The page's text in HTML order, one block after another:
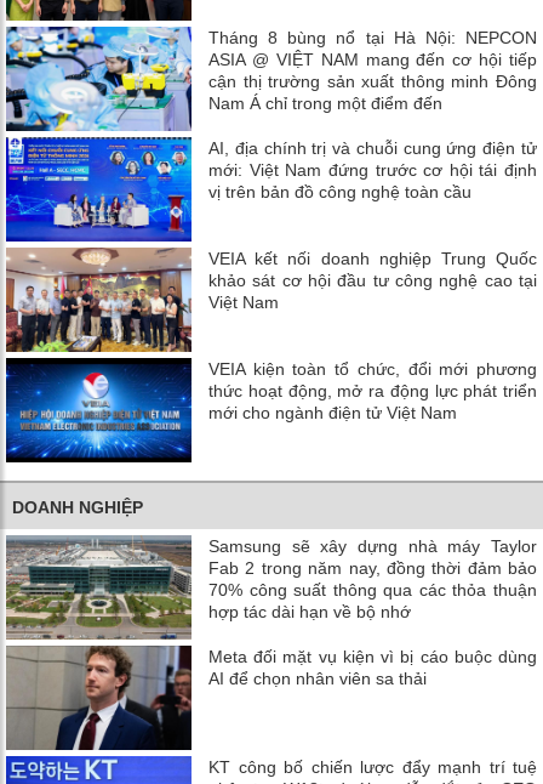
Tháng 8 bùng nổ tại Hà Nội: NEPCON
ASIA @ VIỆT NAM mang đến cơ hội tiếp
cận thị trường sản xuất thông minh Đông
Nam Á chỉ trong một điểm đến
AI, địa chính trị và chuỗi cung ứng điện tử
mới: Việt Nam đứng trước cơ hội tái định
vị trên bản đồ công nghệ toàn cầu
VEIA kết nối doanh nghiệp Trung Quốc
khảo sát cơ hội đầu tư công nghệ cao tại
Việt Nam
VEIA kiện toàn tổ chức, đổi mới phương
thức hoạt động, mở ra động lực phát triển
mới cho ngành điện tử Việt Nam
DOANH NGHIỆP
Samsung sẽ xây dựng nhà máy Taylor
Fab 2 trong năm nay, đồng thời đảm bảo
70% công suất thông qua các thỏa thuận
hợp tác dài hạn về bộ nhớ
Meta đối mặt vụ kiện vì bị cáo buộc dùng
AI để chọn nhân viên sa thải
KT công bố chiến lược đẩy mạnh trí tuệ